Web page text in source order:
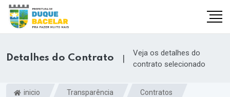
Detalhes do Contrato |
Veja os detalhes do
contrato selecionado
inicio Transparência Contratos